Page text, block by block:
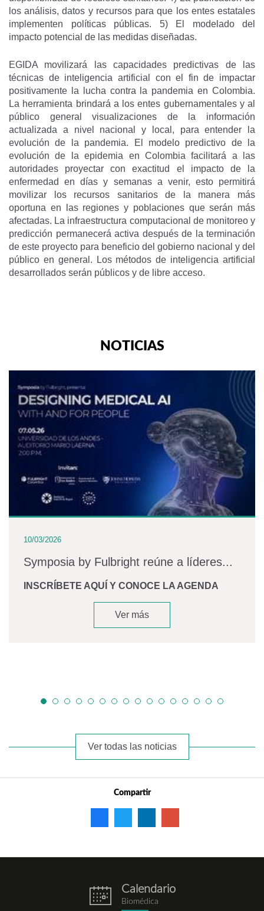
los análisis, datos y recursos para que los entes estatales
implementen políticas públicas. 5) El modelado del
impacto potencial de las medidas diseñadas.
EGIDA movilizará las capacidades predictivas de las
técnicas de inteligencia artificial con el fin de impactar
positivamente la lucha contra la pandemia en Colombia.
La herramienta brindará a los entes gubernamentales y al
público general visualizaciones de la información
actualizada a nivel nacional y local, para entender la
evolución de la pandemia. El modelo predictivo de la
evolución de la epidemia en Colombia facilitará a las
autoridades proyectar con exactitud el impacto de la
enfermedad en días y semanas a venir, esto permitirá
movilizar los recursos sanitarios de la manera más
oportuna en las regiones y poblaciones que serán más
afectadas. La infraestructura computacional de monitoreo y
predicción permanecerá activa después de la terminación
de este proyecto para beneficio del gobierno nacional y del
público en general. Los métodos de inteligencia artificial
desarrollados serán públicos y de libre acceso.
NOTICIAS
10/03/2026
Symposia by Fulbright reúne a líderes...
INSCRÍBETE AQUÍ Y CONOCE LA AGENDA
Ver más
Ver todas las noticias
Compartir
eventos.png
Calendario
Biomédica